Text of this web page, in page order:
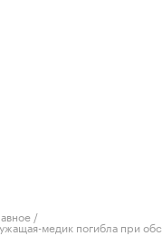
/
медик погибла при